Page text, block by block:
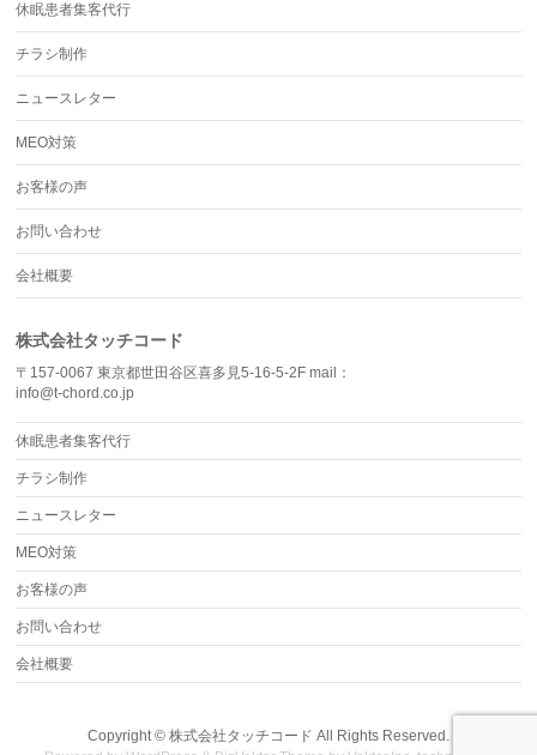
休眠患者集客代行
チラシ制作
ニュースレター
MEO対策
お客様の声
お問い合わせ
会社概要
株式会社タッチコード
〒157-0067 東京都世田谷区喜多見5-16-5-2F mail：
info@t-chord.co.jp
休眠患者集客代行
チラシ制作
ニュースレター
MEO対策
お客様の声
お問い合わせ
会社概要
Copyright © 株式会社タッチコード All Rights Reserved.